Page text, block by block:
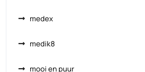
medex
medik8
mooi en puur